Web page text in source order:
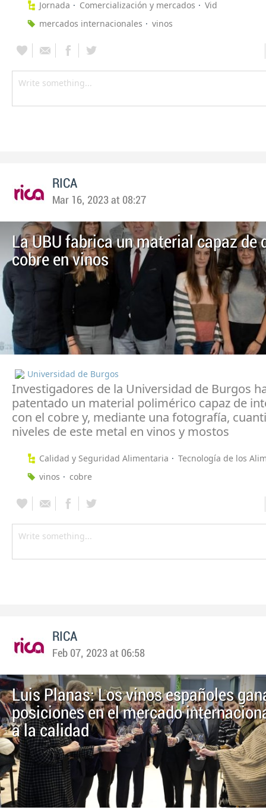
Jornada Comercialización y mercados
Vid
mercados internacionales
vinos
RICA
Mar 16, 2023 at 08:27
La UBU fabrica un material capaz de
cobre en vinos
Universidad de Burgos
Investigadores de la Universidad de Burgos
patentado un material polimérico capaz de
con el cobre y, mediante una fotografía,
niveles de este metal en vinos y mostos
Calidad y Seguridad Alimentaria
Tecnología de los
vinos
cobre
RICA
Feb 07, 2023 at 06:58
Luis Planas: Los vinos españoles
posiciones en el mercado
a la calidad